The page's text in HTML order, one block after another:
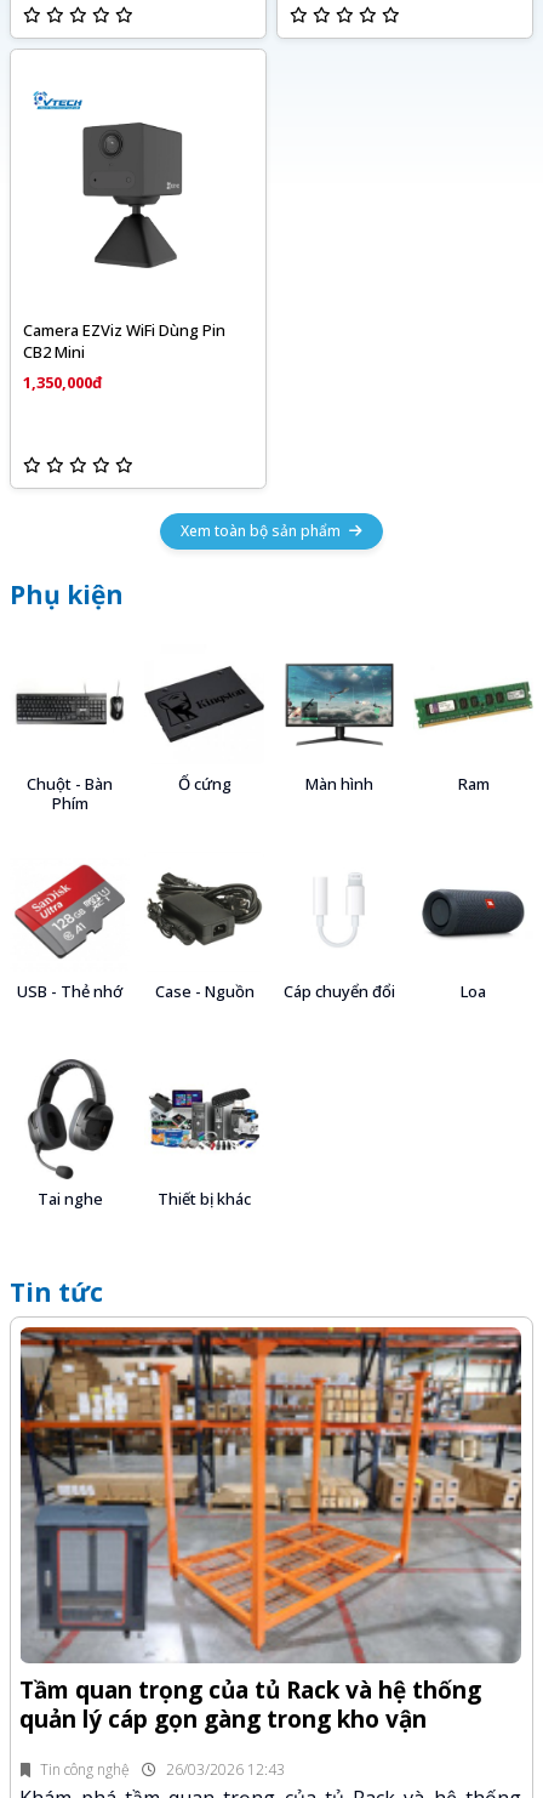
Camera EZViz WiFi Dùng Pin
CB2 Mini
1,350,000đ
Xem toàn bộ sản phẩm
Phụ kiện
Chuột - Bàn
Phím
Ổ cứng Màn hình Ram
USB - Thẻ nhớ Case - Nguồn Cáp chuyển đổi Loa
Tai nghe Thiết bị khác
Tin tức
Tin công nghệ 26/03/2026 12:43
Tầm quan trọng của tủ Rack và hệ thống
quản lý cáp gọn gàng trong kho vận